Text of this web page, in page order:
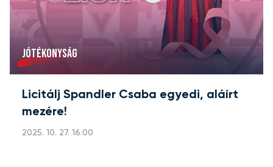
JÓTÉKONYSÁG
Licitálj Spandler Csaba egyedi, aláírt
mezére!
2025. 10. 27. 16:00